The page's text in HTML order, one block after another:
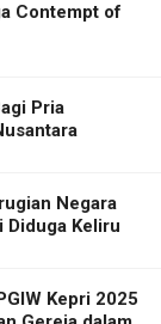
Contempt of
Pria
Negara
Diduga Keliru
Kepri 2025